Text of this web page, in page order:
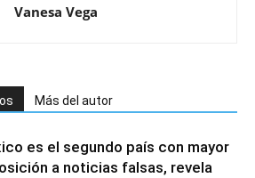
Vanesa Vega
Más del autor
es el segundo país con mayor
a noticias falsas, revela